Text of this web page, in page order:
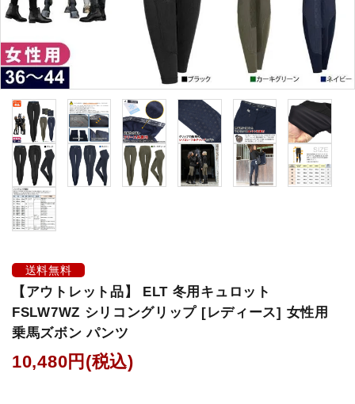
ハーフチャップス・靴下
拍車・拍車ベルト
手袋（グローブ）
鞭（ムチ）
乗馬ウェア・下着・雨具
競技用ウェア
ゼッケン・パッド
頭絡・手綱・ハミ・耳ネット
ホルター・ロープ
送料無料
【アウトレット品】 ELT 冬用キュロット
FSLW7WZ シリコングリップ [レディース] 女性用
乗馬ズボン パンツ
10,480円(税込)